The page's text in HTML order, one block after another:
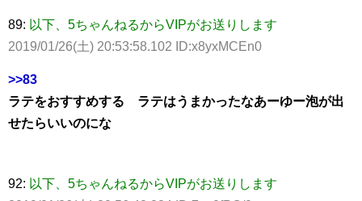
89: 以下、5ちゃんねるからVIPがお送りします
2019/01/26(土) 20:53:58.102 ID:x8yxMCEn0
>>83
ラテをおすすめする ラテはうまかったなあーゆー泡が出
せたらいいのにな
92: 以下、5ちゃんねるからVIPがお送りします